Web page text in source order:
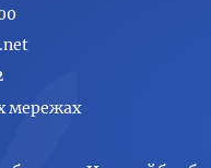
мережах